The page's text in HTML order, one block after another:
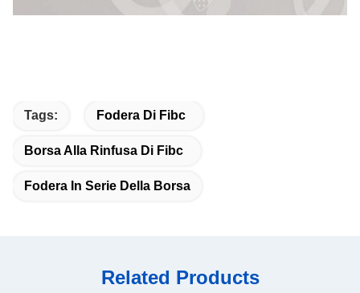
Tags: Fodera Di Fibc
Borsa Alla Rinfusa Di Fibc
Fodera In Serie Della Borsa
Related Products